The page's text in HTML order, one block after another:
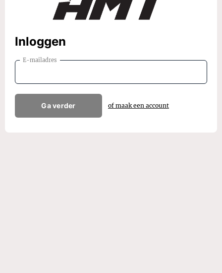
Inloggen
E-mailadres
Ga verder of maak een account